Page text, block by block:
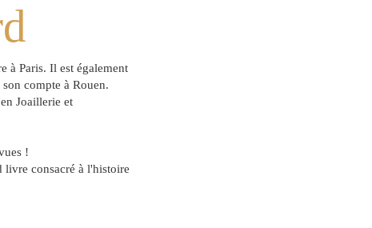
à Paris. Il est également
compte à Rouen.
Joaillerie et
!
livre consacré à l'histoire